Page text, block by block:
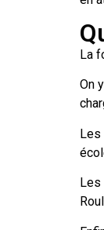
La
On
Les
Les